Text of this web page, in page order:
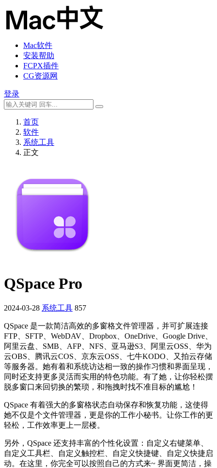
Mac软件
安装帮助
FCPX插件
CG资源网
登录
首页
软件
系统工具
正文
QSpace Pro
2024-03-28 系统工具 857
QSpace 是一款简洁高效的多窗格文件管理器，并可扩展连接
FTP、SFTP、WebDAV、Dropbox、OneDrive、Google Drive、
阿里云盘、SMB、AFP、NFS、亚马逊S3、阿里云OSS、华为
云OBS、腾讯云COS、京东云OSS、七牛KODO、又拍云存储
等服务器。她有着和系统访达相一致的操作习惯和界面呈现，
同时还支持更多灵活而实用的特色功能。有了她，让你轻松摆
脱多窗口来回切换的繁琐，和拖拽时找不准目标的尴尬！
QSpace 有着强大的多窗格状态自动保存和恢复功能，这使得
她不仅是个文件管理器，更是你的工作小秘书。让你工作的更
轻松，工作效率更上一层楼。
另外，QSpace 还支持丰富的个性化设置：自定义右键菜单、
自定义工具栏、自定义触控栏、自定义快捷键、自定义快捷启
动。在这里，你完全可以按照自己的方式来~ 界面更简洁，操